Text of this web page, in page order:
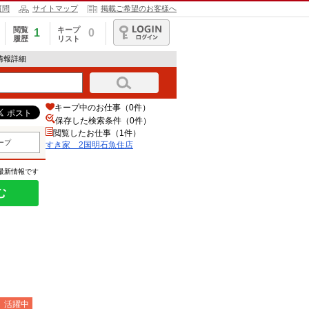
問 サイトマップ 掲載ご希望のお客様へ
閲覧
履歴
1
キープ
リスト
0
ログイン
報詳細
プ
新情報です
活躍中
キープ中のお仕事（0件）
保存した検索条件（0件）
閲覧したお仕事（1件）
すき家 2国明石魚住店